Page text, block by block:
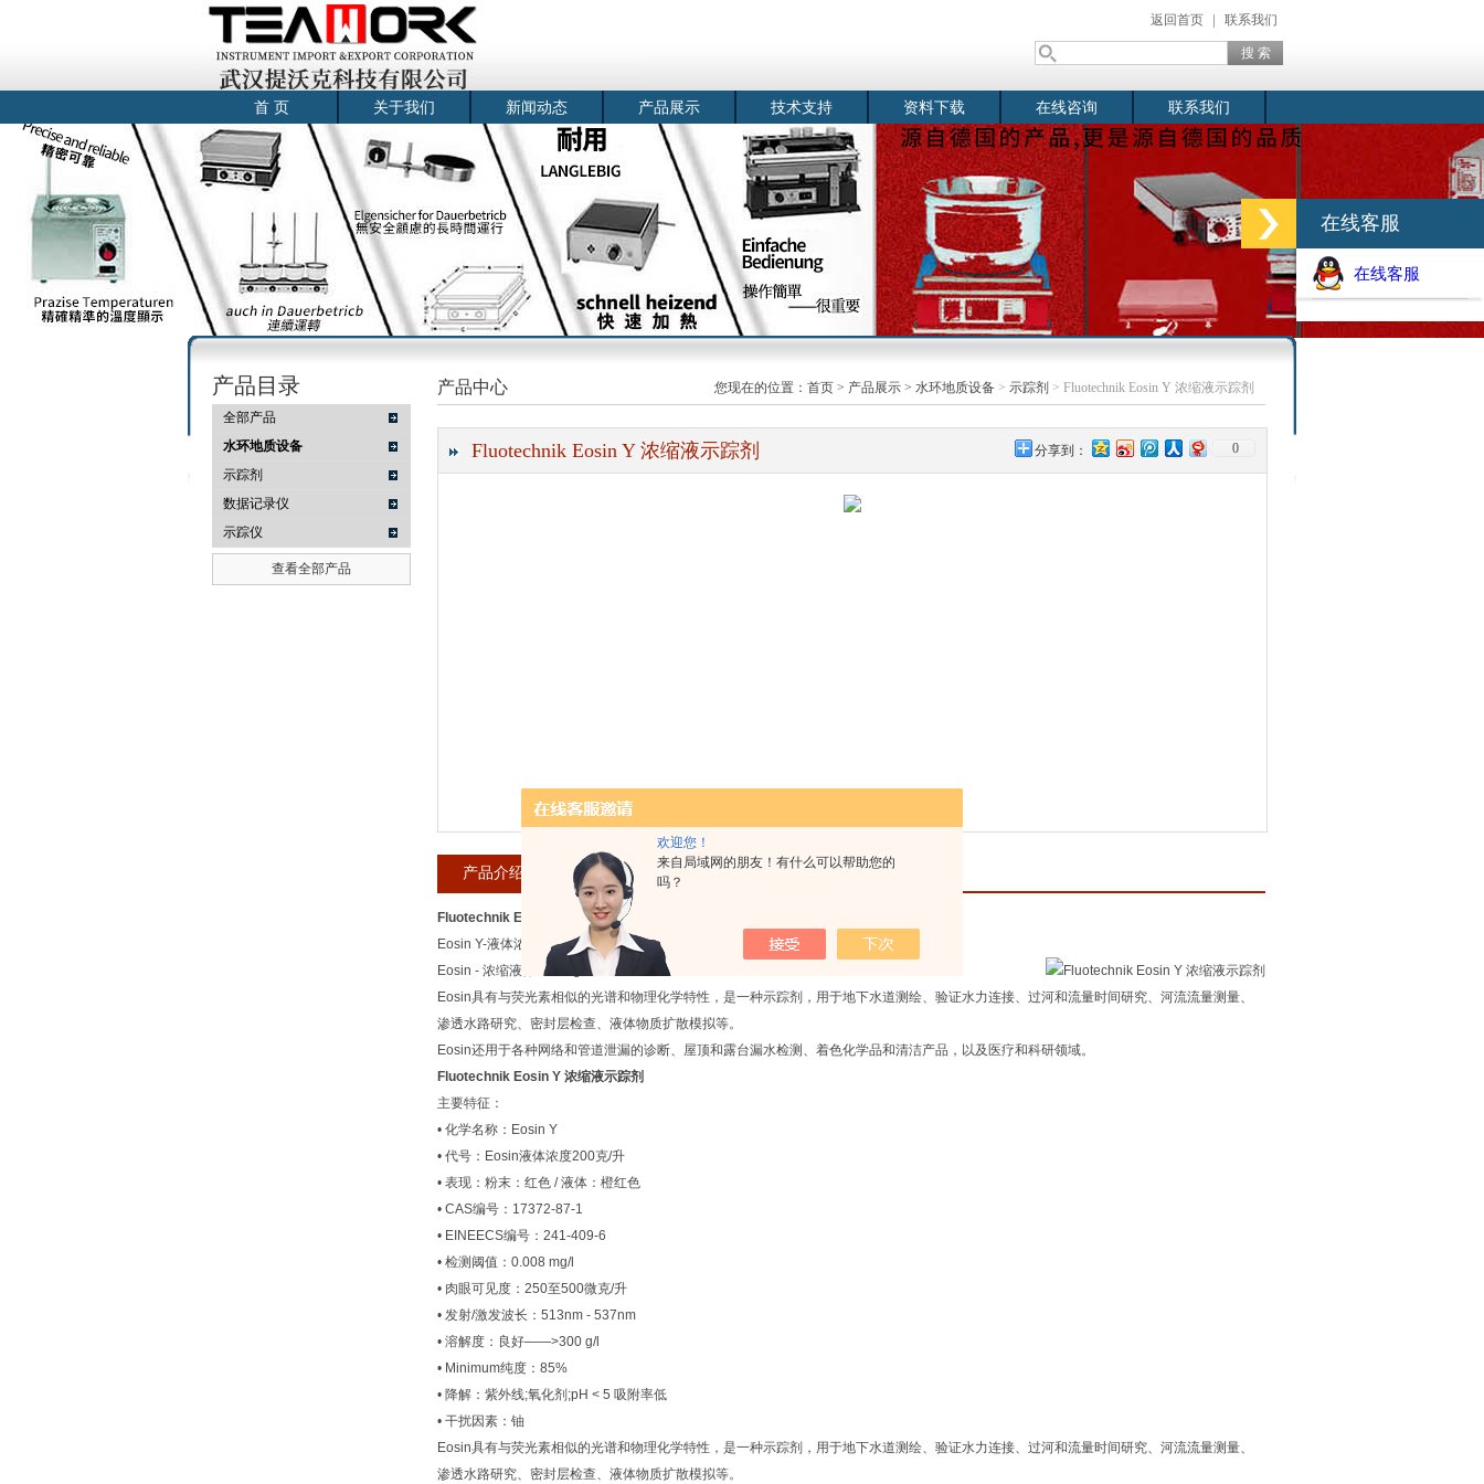
欢迎您！
来自局域网的朋友！有什么可以帮助您的
吗？
武汉提沃克科技有限公司
返回首页 联系我们
首 页 关于我们 新闻动态 产品展示 技术支持 资料下载 在线咨询 联系我们
产品目录
全部产品
水环地质设备
示踪剂
数据记录仪
示踪仪
查看全部产品
产品中心 您现在的位置： 首页 > 产品展示 > 水环地质设备 > 示踪剂 > Fluotechnik Eosin Y 浓缩液示踪剂
Fluotechnik Eosin Y 浓缩液示踪剂 分享到： 0
产品介绍 在线留言
Fluotechnik Eosin Y 浓缩液示踪剂
Eosin Y-液体浓缩液-20%
Eosin - 浓缩液体 - 200 g/l
Eosin具有与荧光素相似的光谱和物理化学特性，是一种示踪剂，用于地下水道测绘、验证水力连接、过河和流量时间研究、河流流量测量、
渗透水路研究、密封层检查、液体物质扩散模拟等。
Eosin还用于各种网络和管道泄漏的诊断、屋顶和露台漏水检测、着色化学品和清洁产品，以及医疗和科研领域。
Fluotechnik Eosin Y 浓缩液示踪剂
主要特征：
• 化学名称：Eosin Y
• 代号：Eosin液体浓度200克/升
• 表现：粉末：红色 / 液体：橙红色
• CAS编号：17372-87-1
• EINEECS编号：241-409-6
• 检测阈值：0.008 mg/l
• 肉眼可见度：250至500微克/升
• 发射/激发波长：513nm - 537nm
• 溶解度：良好——>300 g/l
• Minimum纯度：85%
• 降解：紫外线;氧化剂;pH < 5 吸附率低
• 干扰因素：铀
Eosin具有与荧光素相似的光谱和物理化学特性，是一种示踪剂，用于地下水道测绘、验证水力连接、过河和流量时间研究、河流流量测量、
渗透水路研究、密封层检查、液体物质扩散模拟等。
在线客服
在线客服